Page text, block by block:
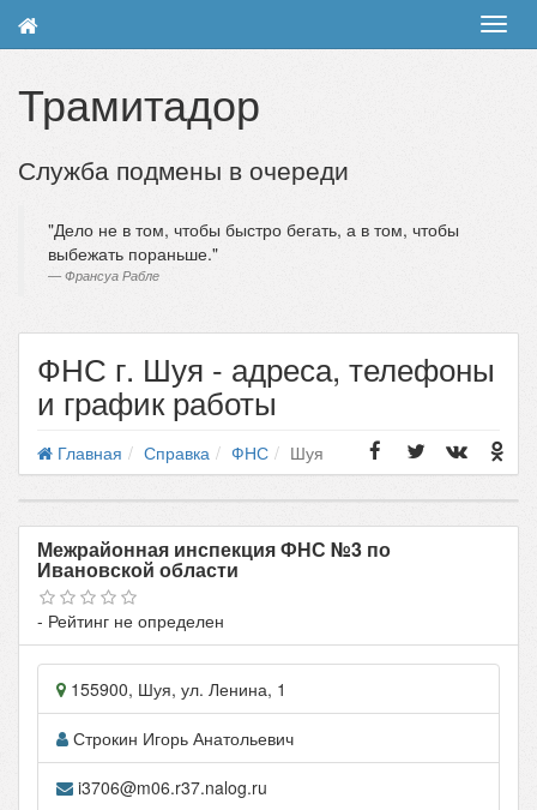
Трамитадор
Служба подмены в очереди
Дело не в том, чтобы быстро бегать, а в том, чтобы
выбежать пораньше.
Франсуа Рабле
ФНС г. Шуя - адреса, телефоны
и график работы
Главная Справка ФНС Шуя
Межрайонная инспекция ФНС №3 по
Ивановской области
- Рейтинг не определен
155900, Шуя, ул. Ленина, 1
Строкин Игорь Анатольевич
i3706@m06.r37.nalog.ru